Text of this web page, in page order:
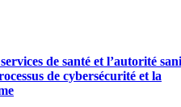
de santé et l’autorité
de cybersécurité et la